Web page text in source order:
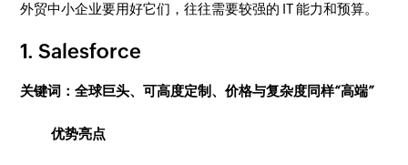
外贸中小企业要用好它们，往往需要较强的 IT 能力和预算。
1. Salesforce
关键词：全球巨头、可高度定制、价格与复杂度同样“高端”
优势亮点